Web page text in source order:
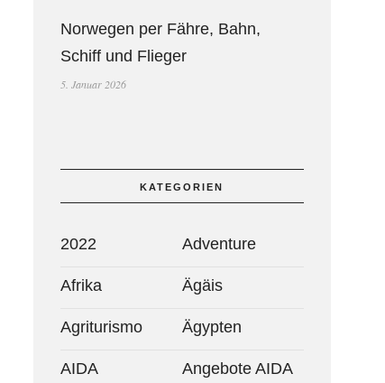
Norwegen per Fähre, Bahn,
Schiff und Flieger
5. Januar 2026
KATEGORIEN
2022 Adventure
Afrika Ägäis
Agriturismo Ägypten
AIDA Angebote AIDA